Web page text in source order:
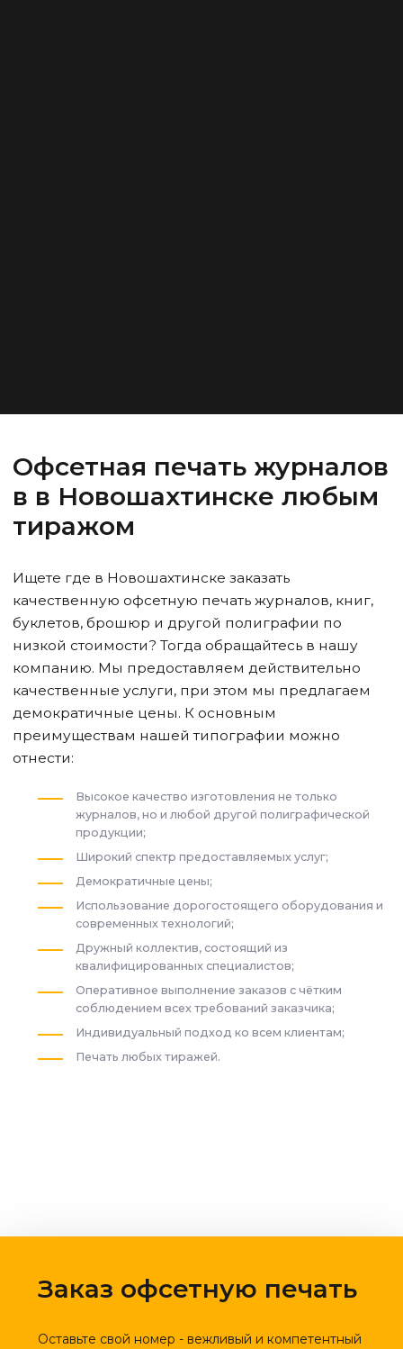
Офсетная печать журналов
в в Новошахтинске любым
тиражом
Ищете где в Новошахтинске заказать
качественную офсетную печать журналов, книг,
буклетов, брошюр и другой полиграфии по
низкой стоимости? Тогда обращайтесь в нашу
компанию. Мы предоставляем действительно
качественные услуги, при этом мы предлагаем
демократичные цены. К основным
преимуществам нашей типографии можно
отнести:
Высокое качество изготовления не только
журналов, но и любой другой полиграфической
продукции;
Широкий спектр предоставляемых услуг;
Демократичные цены;
Использование дорогостоящего оборудования и
современных технологий;
Дружный коллектив, состоящий из
квалифицированных специалистов;
Оперативное выполнение заказов с чётким
соблюдением всех требований заказчика;
Индивидуальный подход ко всем клиентам;
Печать любых тиражей.
Заказ офсетную печать
Оставьте свой номер - вежливый и компетентный